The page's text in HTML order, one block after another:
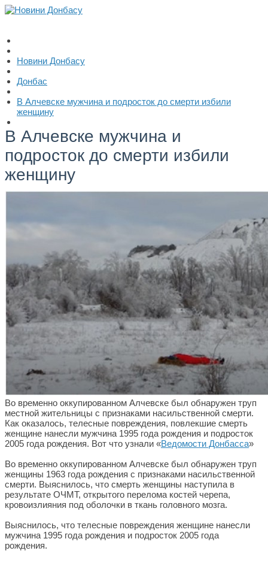
Новини Донбасу
Донбас
В Алчевске мужчина и подросток до смерти избили
женщину
В Алчевске мужчина и
подросток до смерти избили
женщину
Во временно оккупированном Алчевске был обнаружен труп
местной жительницы с признаками насильственной смерти.
Как оказалось, телесные повреждения, повлекшие смерть
женщине нанесли мужчина 1995 года рождения и подросток
2005 года рождения. Вот что узнали «Ведомости Донбасса»
Во временно оккупированном Алчевске был обнаружен труп
женщины 1963 года рождения с признаками насильственной
смерти. Выяснилось, что смерть женщины наступила в
результате ОЧМТ, открытого перелома костей черепа,
кровоизлияния под оболочки в ткань головного мозга.
Выяснилось, что телесные повреждения женщине нанесли
мужчина 1995 года рождения и подросток 2005 года
рождения.